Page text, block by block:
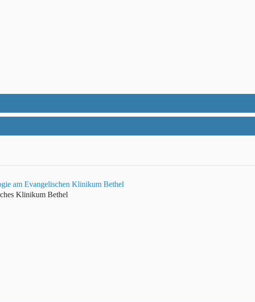
am Evangelischen Klinikum Bethel
Klinikum Bethel